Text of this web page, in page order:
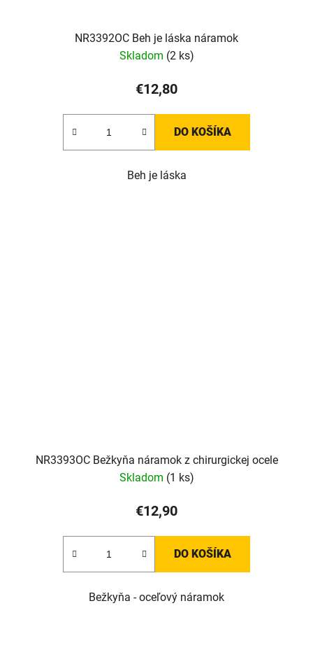
NR3392OC Beh je láska náramok
Skladom (2 ks)
€12,80
DO KOŠÍKA
Beh je láska
NR3393OC Bežkyňa náramok z chirurgickej ocele
Skladom (1 ks)
€12,90
DO KOŠÍKA
Bežkyňa - oceľový náramok